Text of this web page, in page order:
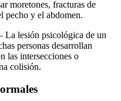
moretones, fracturas de
pecho y el abdomen.
lesión psicológica de un
personas desarrollan
las intersecciones o
colisión.